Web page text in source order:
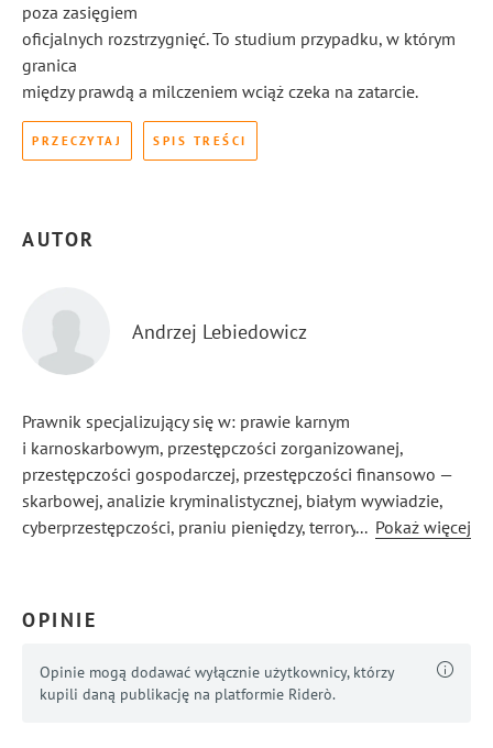
poza zasięgiem
oficjalnych rozstrzygnięć. To studium przypadku, w którym
granica
między prawdą a milczeniem wciąż czeka na zatarcie.
PRZECZYTAJ SPIS TREŚCI
AUTOR
Andrzej Lebiedowicz
Prawnik specjalizujący się w: prawie karnym
i karnoskarbowym, przestępczości zorganizowanej,
przestępczości gospodarczej, przestępczości finansowo —
skarbowej, analizie kryminalistycznej, białym wywiadzie,
cyberprzestępczości, praniu pieniędzy, terroryzmie,
... Pokaż więcej
OPINIE
Opinie mogą dodawać wyłącznie użytkownicy, którzy
kupili daną publikację na platformie Riderò.